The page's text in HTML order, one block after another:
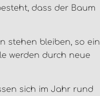
dass der Baum
stehen bleiben, so ein
werden durch neue
sich im Jahr rund